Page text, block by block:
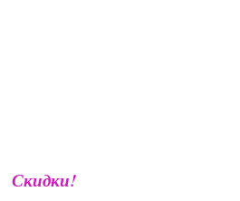
Скидки!